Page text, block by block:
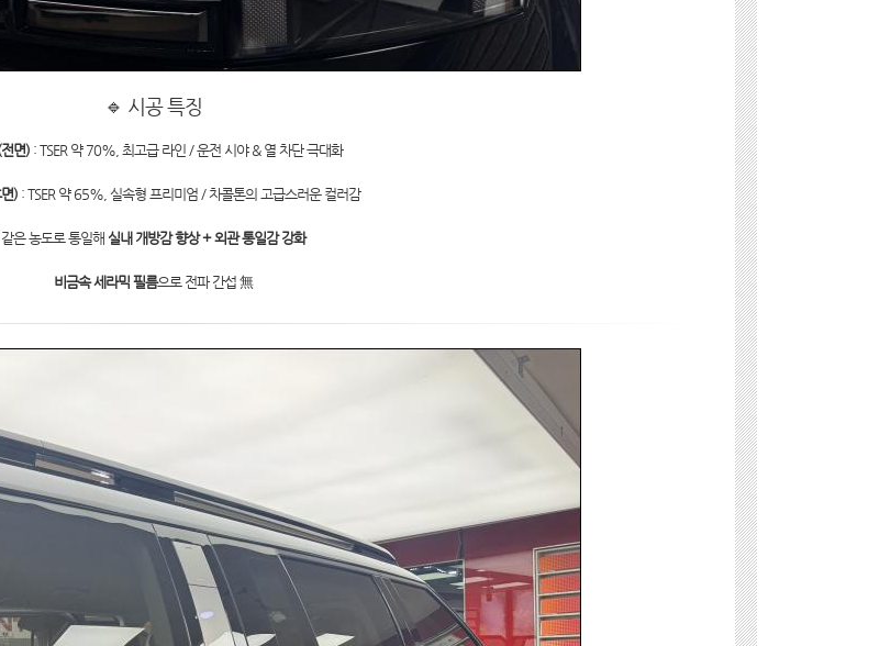
🔹 시공 특징
면) : TSER 약 70%, 최고급 라인 / 운전 시야 & 열 차단 극대화
): TSER 약 65%, 실속형 프리미엄 / 차콜톤의 고급스러운 컬러감
같은 농도로 통일해 실내 개방감 향상 + 외관 통일감 강화
비금속 세라믹 필름으로 전파 간섭 無